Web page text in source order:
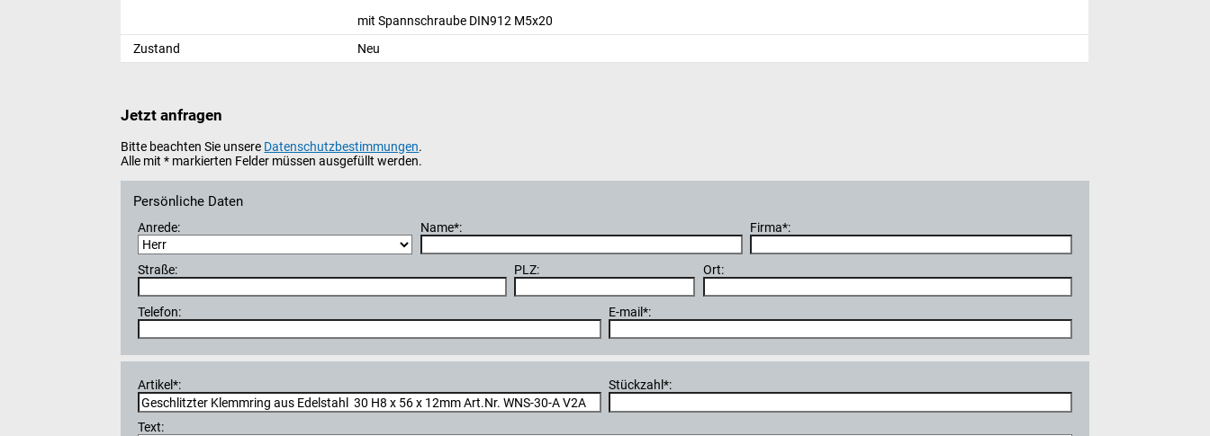
mit Spannschraube DIN912 M5x20
Zustand
Neu
Jetzt anfragen
Bitte beachten Sie unsere Datenschutzbestimmungen.
Alle mit * markierten Felder müssen ausgefüllt werden.
Persönliche Daten
Anrede: Name*: Firma*:
Straße: PLZ: Ort:
Telefon: E-mail*:
Artikel*: Stückzahl*:
Text: